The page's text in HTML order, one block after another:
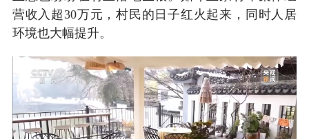
营收入超30万元，村民的日子红火起来，同时人居
环境也大幅提升。